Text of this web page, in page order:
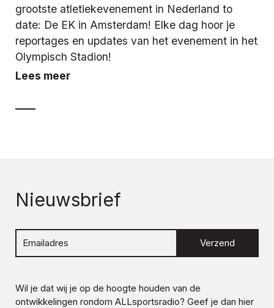
grootste atletiekevenement in Nederland to
date: De EK in Amsterdam! Elke dag hoor je
reportages en updates van het evenement in het
Olympisch Stadion!
Lees meer
Nieuwsbrief
Verzend
Wil je dat wij je op de hoogte houden van de
ontwikkelingen rondom ALLsportsradio? Geef je dan hier